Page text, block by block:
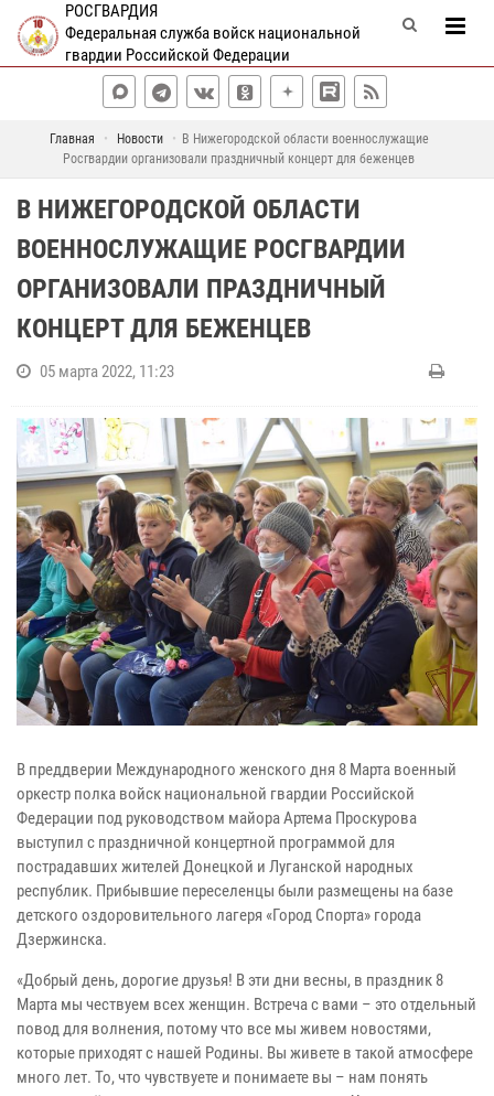
РОСГВАРДИЯ
Федеральная служба войск национальной
гвардии Российской Федерации
Главная Новости
В Нижегородской области военнослужащие
Росгвардии организовали праздничный концерт для беженцев
В НИЖЕГОРОДСКОЙ ОБЛАСТИ
ВОЕННОСЛУЖАЩИЕ РОСГВАРДИИ
ОРГАНИЗОВАЛИ ПРАЗДНИЧНЫЙ
КОНЦЕРТ ДЛЯ БЕЖЕНЦЕВ
05 марта 2022, 11:23
В преддверии Международного женского дня 8 Марта военный
оркестр полка войск национальной гвардии Российской
Федерации под руководством майора Артема Проскурова
выступил с праздничной концертной программой для
пострадавших жителей Донецкой и Луганской народных
республик. Прибывшие переселенцы были размещены на базе
детского оздоровительного лагеря «Город Спорта» города
Дзержинска.
«Добрый день, дорогие друзья! В эти дни весны, в праздник 8
Марта мы чествуем всех женщин. Встреча с вами – это отдельный
повод для волнения, потому что все мы живем новостями,
которые приходят с нашей Родины. Вы живете в такой атмосфере
много лет. То, что чувствуете и понимаете вы – нам понять